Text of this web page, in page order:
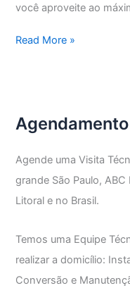
você aproveite ao
Assistência
Read More »
Agende uma Visita
grande São Paulo,
Litoral e no Brasil.
Temos uma Equipe
realizar a domicílio:
Conversão e